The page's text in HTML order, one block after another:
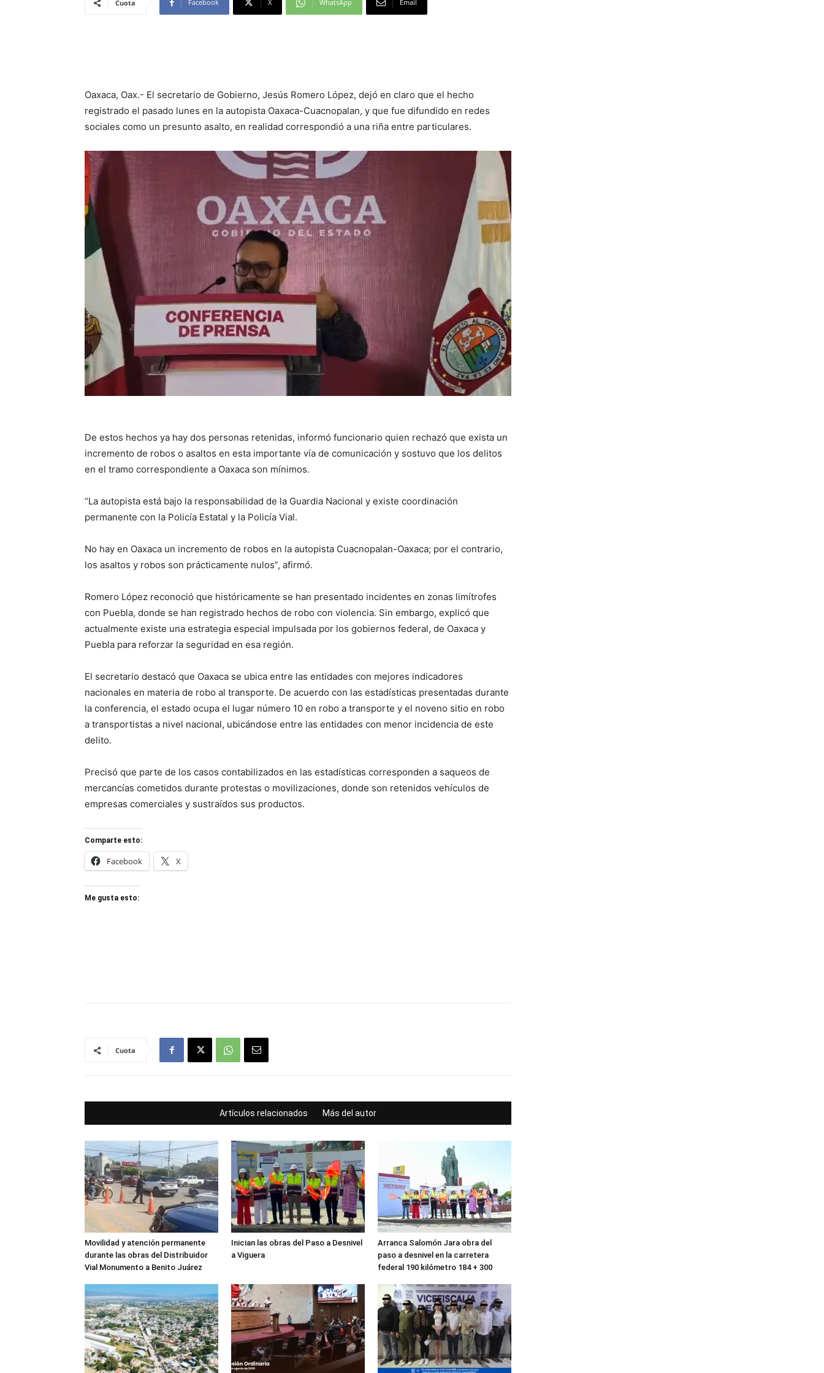
Cuota Facebook X WhatsApp Email
Oaxaca, Oax.- El secretario de Gobierno, Jesús Romero López, dejó en claro que el hecho
registrado el pasado lunes en la autopista Oaxaca-Cuacnopalan, y que fue difundido en redes
sociales como un presunto asalto, en realidad correspondió a una riña entre particulares.
De estos hechos ya hay dos personas retenidas, informó funcionario quien rechazó que exista un
incremento de robos o asaltos en esta importante vía de comunicación y sostuvo que los delitos
en el tramo correspondiente a Oaxaca son mínimos.
“La autopista está bajo la responsabilidad de la Guardia Nacional y existe coordinación
permanente con la Policía Estatal y la Policía Vial.
No hay en Oaxaca un incremento de robos en la autopista Cuacnopalan-Oaxaca; por el contrario,
los asaltos y robos son prácticamente nulos”, afirmó.
Romero López reconoció que históricamente se han presentado incidentes en zonas limítrofes
con Puebla, donde se han registrado hechos de robo con violencia. Sin embargo, explicó que
actualmente existe una estrategia especial impulsada por los gobiernos federal, de Oaxaca y
Puebla para reforzar la seguridad en esa región.
El secretario destacó que Oaxaca se ubica entre las entidades con mejores indicadores
nacionales en materia de robo al transporte. De acuerdo con las estadísticas presentadas durante
la conferencia, el estado ocupa el lugar número 10 en robo a transporte y el noveno sitio en robo
a transportistas a nivel nacional, ubicándose entre las entidades con menor incidencia de este
delito.
Precisó que parte de los casos contabilizados en las estadísticas corresponden a saqueos de
mercancías cometidos durante protestas o movilizaciones, donde son retenidos vehículos de
empresas comerciales y sustraídos sus productos.
Comparte esto:
Facebook X
Me gusta esto:
Cuota
Artículos relacionados Más del autor
Movilidad y atención permanente
durante las obras del Distribuidor
Vial Monumento a Benito Juárez
Inician las obras del Paso a Desnivel
a Viguera
Arranca Salomón Jara obra del
paso a desnivel en la carretera
federal 190 kilómetro 184 + 300